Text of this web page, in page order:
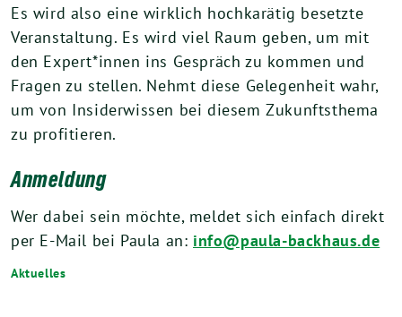
Es wird also eine wirklich hochkarätig besetzte
Veranstaltung. Es wird viel Raum geben, um mit
den Expert*innen ins Gespräch zu kommen und
Fragen zu stellen. Nehmt diese Gelegenheit wahr,
um von Insiderwissen bei diesem Zukunftsthema
zu profitieren.
Anmeldung
Wer dabei sein möchte, meldet sich einfach direkt
per E-Mail bei Paula an: info@paula-backhaus.de
Aktuelles